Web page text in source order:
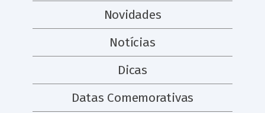
Novidades
Notícias
Dicas
Datas Comemorativas